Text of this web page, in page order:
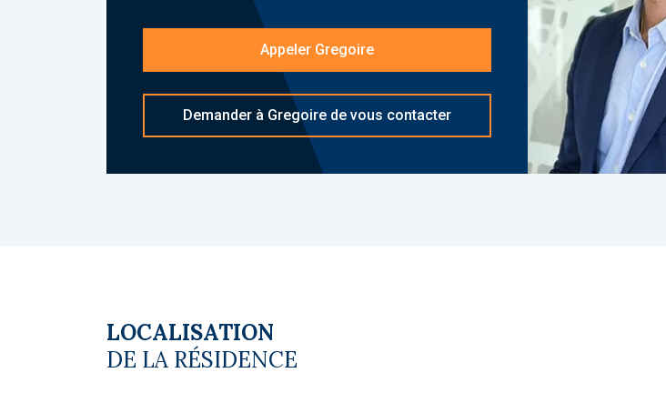
résidences étudiantes sécurisées. Ce gestionnaire vous garantit des loyers
en cas de vacance locative.
Les diagnostics sont en cours de réalisation.
Le coin du LMNP - Gregoire Touche agent basé à NEUILLY SUR SEINE - 01 84
Plus d'informations sur[email protected]réf. 26620 Bien soumis au statut
Copropriété. Charges annuelles de copropriété (Montant moyen annuel quote-
Appeler Gregoire
Demander à Gregoire de vous contacter
LOCALISATION
DE LA RÉSIDENCE